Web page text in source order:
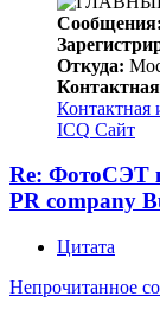
Сообщения:
Откуда:
Контактная
ICQ Сайт
Re: ФотоСЭТ
PR company
Цитата
Непрочитанное